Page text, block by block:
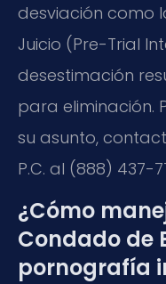
desviación como
Juicio (Pre-Trial
desestimación
para eliminación.
su asunto,
P.C. al (888) 437-
¿Cómo
Condado de
pornografía